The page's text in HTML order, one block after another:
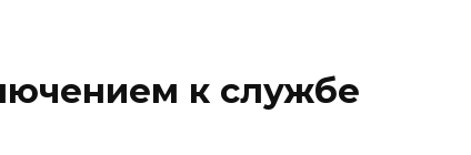
к службе